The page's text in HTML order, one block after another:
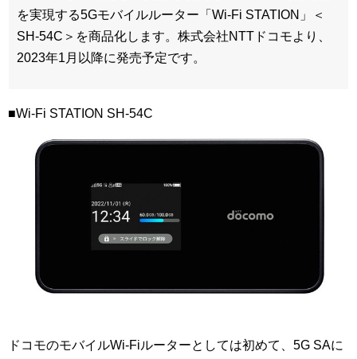
を実現する5Gモバイルルーター「Wi-Fi STATION」＜
SH-54C＞を商品化します。株式会社NTTドコモより、
2023年1月以降に発売予定です。
■Wi-Fi STATION SH-54C
ドコモのモバイルWi-Fiルーターとしては初めて、5G SAに